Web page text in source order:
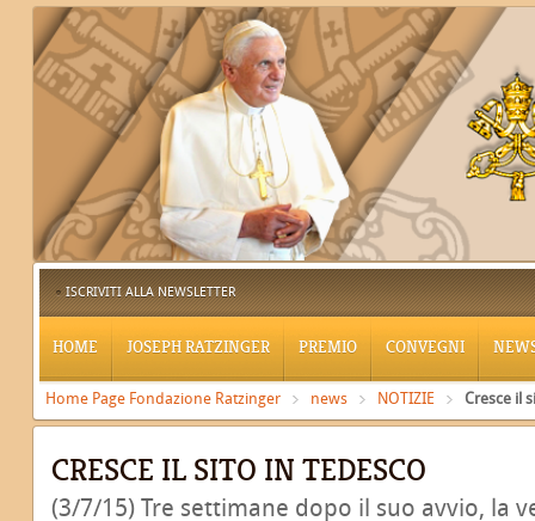
ISCRIVITI ALLA NEWSLETTER
HOME JOSEPH RATZINGER PREMIO CONVEGNI
Home Page Fondazione Ratzinger news NOTIZIE Cresce il
CRESCE IL SITO IN TEDESCO
(3/7/15) Tre settimane dopo il suo avvio, la